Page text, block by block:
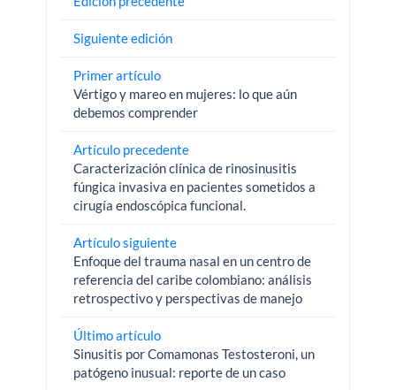
Siguiente edición
Primer artículo
Vértigo y mareo en mujeres: lo que aún
debemos comprender
Artículo precedente
Caracterización clínica de rinosinusitis
fúngica invasiva en pacientes sometidos a
cirugía endoscópica funcional.
Artículo siguiente
Enfoque del trauma nasal en un centro de
referencia del caribe colombiano: análisis
retrospectivo y perspectivas de manejo
Último artículo
Sinusitis por Comamonas Testosteroni, un
patógeno inusual: reporte de un caso